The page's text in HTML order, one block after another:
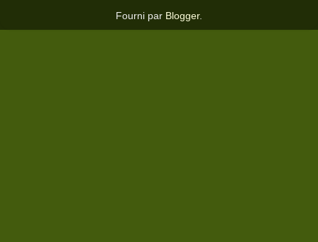
Fourni par Blogger.